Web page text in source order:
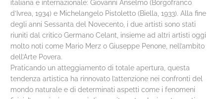
italiana e internazionale: Giovanni Anselmo (Borgofranco
d’Ivrea, 1934) e Michelangelo Pistoletto (Biella, 1933). Alla fine
degli anni Sessanta del Novecento, i due artisti sono stati
riuniti dal critico Germano Celant, insieme ad altri artisti oggi
molto noti come Mario Merz o Giuseppe Penone, nell’ambito
dell’Arte Povera.
Praticando un atteggiamento di totale apertura, questa
tendenza artistica ha rinnovato l’attenzione nei confronti del
mondo naturale e di determinati aspetti come i fenomeni